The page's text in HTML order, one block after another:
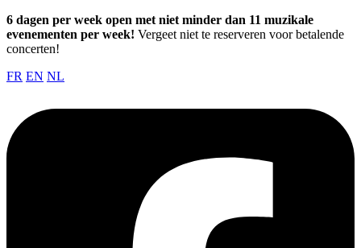
6 dagen per week open met niet minder dan 11 muzikale
evenementen per week! Vergeet niet te reserveren voor betalende
concerten!
FR EN NL